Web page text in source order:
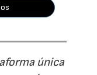
única